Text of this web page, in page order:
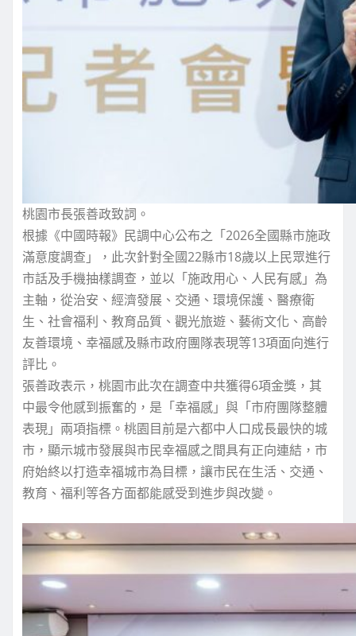
桃園市長張善政致詞。
根據《中國時報》民調中心公布之「2026全國縣市施政
滿意度調查」，此次針對全國22縣市18歲以上民眾進行
市話及手機抽樣調查，並以「施政用心、人民有感」為
主軸，從治安、經濟發展、交通、環境保護、醫療衛
生、社會福利、教育品質、觀光旅遊、藝術文化、高齡
友善環境、幸福感及縣市政府團隊表現等13項面向進行
評比。
張善政表示，桃園市此次在調查中共獲得6項金獎，其
中最令他感到振奮的，是「幸福感」與「市府團隊整體
表現」兩項指標。桃園目前是六都中人口成長最快的城
市，顯示城市發展與市民幸福感之間具有正向連結，市
府始終以打造幸福城市為目標，讓市民在生活、交通、
教育、福利等各方面都能感受到進步與改變。